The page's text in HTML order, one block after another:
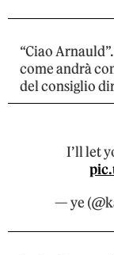
“Ciao
come andrà
del consiglio
I’ll let
— ye